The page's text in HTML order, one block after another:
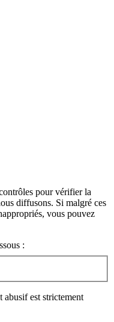
pour vérifier la
diffusons. Si malgré ces
vous pouvez
:
abusif est strictement